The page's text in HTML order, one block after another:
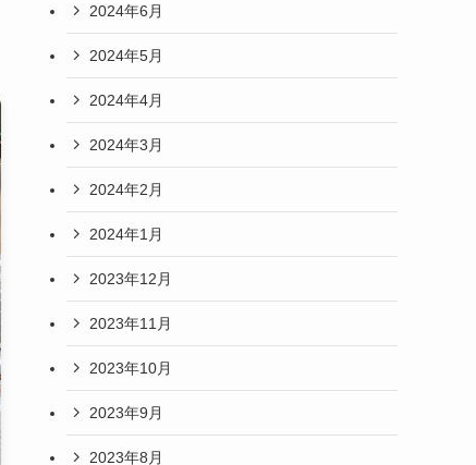
2024年6月
2024年5月
2024年4月
2024年3月
2024年2月
2024年1月
2023年12月
2023年11月
2023年10月
2023年9月
2023年8月